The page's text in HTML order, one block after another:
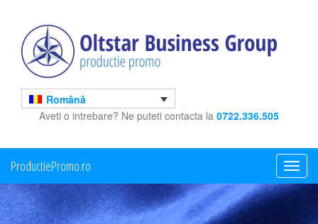
Română
Aveti o intrebare? Ne puteti contacta la 0722.336.505
Toggle
ProductiePromo.ro